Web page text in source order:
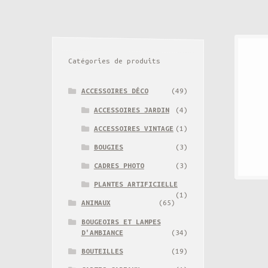
Catégories de produits
ACCESSOIRES DÉCO (49)
ACCESSOIRES JARDIN (4)
ACCESSOIRES VINTAGE (1)
BOUGIES (3)
CADRES PHOTO (3)
PLANTES ARTIFICIELLE
(1)
ANIMAUX
(65)
BOUGEOIRS ET LAMPES
D'AMBIANCE
(34)
BOUTEILLES (19)